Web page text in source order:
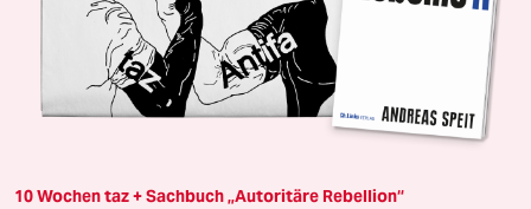
10 Wochen taz + Sachbuch „Autoritäre Rebellion“